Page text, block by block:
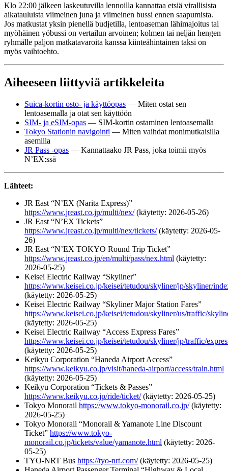
Klo 22:00 jälkeen laskeutuvilla lennoilla kannattaa etsiä virallisista
aikatauluista viimeinen juna ja viimeinen bussi ennen saapumista.
Jos matkustat yksin pienellä budjetilla, lentoaseman lähimajoitus tai
myöhäinen yöbussi on vertailun arvoinen; kolmen tai neljän hengen
ryhmälle paljon matkatavaroita kanssa kiinteähintainen taksi on
myös vaihtoehto.
Aiheeseen liittyviä artikkeleita
Suica-kortin osto- ja käyttöopas — Miten ostat sen
lentoasemalla ja otat sen käyttöön
SIM- ja eSIM-opas — SIM-kortin ostaminen lentoasemalla
Tokyo Stationin navigointi — Miten vaihdat monimutkaisilla
asemilla
JR Pass -opas — Kannattaako JR Pass, joka toimii myös
N’EX:ssä
Lähteet:
JR East “N’EX (Narita Express)”
https://www.jreast.co.jp/multi/nex/(käytetty: 2026-05-26)
JR East “N’EX Tickets”
https://www.jreast.co.jp/multi/nex/tickets/(käytetty: 2026-05-
26)
JR East “N’EX TOKYO Round Trip Ticket”
https://www.jreast.co.jp/en/multi/pass/nex.html (käytetty:
2026-05-25)
Keisei Electric Railway “Skyliner”
https://www.keisei.co.jp/keisei/tetudou/skyliner/jp/skyliner/
(käytetty: 2026-05-25)
Keisei Electric Railway “Skyliner Major Station Fares”
https://www.keisei.co.jp/keisei/tetudou/skyliner/us/traffic/
(käytetty: 2026-05-25)
Keisei Electric Railway “Access Express Fares”
https://www.keisei.co.jp/keisei/tetudou/skyliner/jp/traffic/
(käytetty: 2026-05-25)
Keikyu Corporation “Haneda Airport Access”
https://www.keikyu.co.jp/visit/haneda-airport/access/train.html
(käytetty: 2026-05-25)
Keikyu Corporation “Tickets & Passes”
https://www.keikyu.co.jp/ride/ticket/(käytetty: 2026-05-25)
Tokyo Monorail https://www.tokyo-monorail.co.jp/(käytetty:
2026-05-25)
Tokyo Monorail “Monorail & Yamanote Line Discount
Ticket” https://www.tokyo-
monorail.co.jp/tickets/value/yamanote.html (käytetty: 2026-
05-25)
TYO-NRT Bus https://tyo-nrt.com/(käytetty: 2026-05-25)